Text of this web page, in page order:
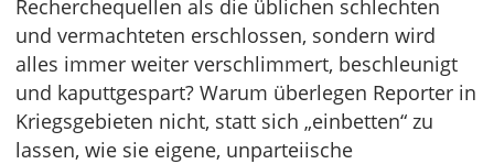
Recherchequellen als die üblichen schlechten
und vermachteten erschlossen, sondern wird
alles immer weiter verschlimmert, beschleunigt
und kaputtgespart? Warum überlegen Reporter in
Kriegsgebieten nicht, statt sich „einbetten“ zu
lassen, wie sie eigene, unparteiische